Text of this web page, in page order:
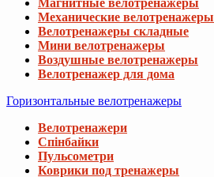
Магнитные велотренажеры
Механические велотренажеры
Велотренажеры складные
Мини велотренажеры
Воздушные велотренажеры
Велотренажер для дома
Горизонтальные велотренажеры
Велотренажери
Спінбайки
Пульсометри
Коврики под тренажеры